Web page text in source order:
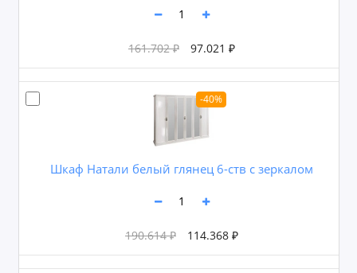
161.702 ₽ 97.021 ₽
-40%
Шкаф Натали белый глянец 6-ств с зеркалом
190.614 ₽ 114.368 ₽